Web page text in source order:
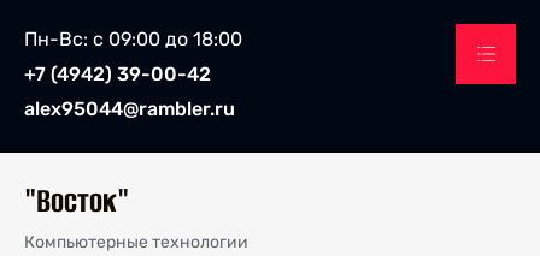
Пн-Вс: с 09:00 до 18:00
+7 (4942) 39-00-42
alex95044@rambler.ru
"Восток"
Компьютерные технологии